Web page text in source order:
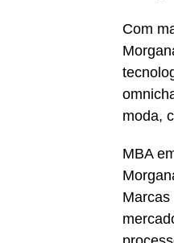
Com
moda,
MBA